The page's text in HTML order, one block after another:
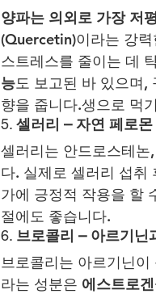
양파는 의외로 가장 저
(Quercetin)이라는 강
스트레스를 줄이는 데
능도 보고된 바 있으며,
향을 줍니다.생으로 먹
5. 셀러리 – 자연 페로
셀러리는 안드로스테
다. 실제로 셀러리 섭취
가에 긍정적 작용을 할
절에도 좋습니다.
6. 브로콜리 – 아르기닌
브로콜리는 아르기닌
라는 성분은 에스트로